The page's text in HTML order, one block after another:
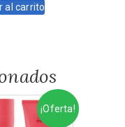
era:
es:
al carrito
¡Oferta!